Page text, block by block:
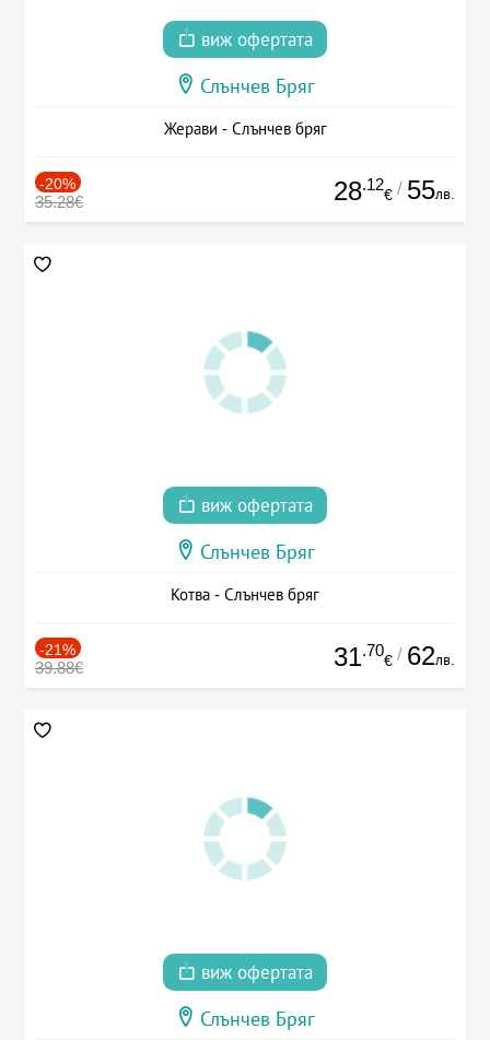
виж офертата
Слънчев Бряг
Жерави - Слънчев бряг
-20%
35.28€ 28.12
€ / 55лв.
виж офертата
Слънчев Бряг
Котва - Слънчев бряг
-21%
39.88€ 31.70
€ / 62лв.
виж офертата
Слънчев Бряг